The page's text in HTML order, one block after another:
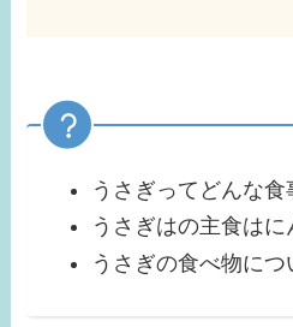
うさぎってどんな食
うさぎはの主食は
うさぎの食べ物につ